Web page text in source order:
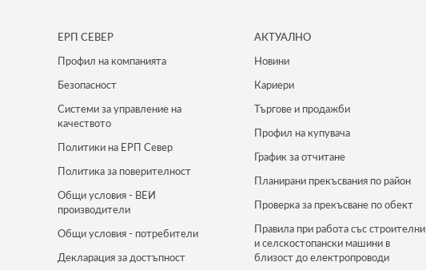
ЕРП СЕВЕР
Профил на компанията
Безопасност
Системи за управление на
качеството
Политики на ЕРП Север
Политика за поверителност
Общи условия - ВЕИ
производители
Общи условия - потребители
Декларация за достъпност
АКТУАЛНО
Новини
Кариери
Търгове и продажби
Профил на купувача
График за отчитане
Планирани прекъсвания по район
Проверка за прекъсване по обект
Правила при работа със строителни
и селскостопански машини в
близост до електропроводи